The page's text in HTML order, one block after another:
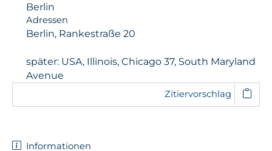
Berlin
Adressen
Berlin, Rankestraße 20
später: USA, Illinois, Chicago 37, South Maryland
Avenue
Zitiervorschlag
Informationen